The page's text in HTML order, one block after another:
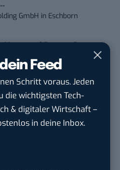
Feed
Schritt voraus. Jeden
die wichtigsten Tech-
& digitaler Wirtschaft –
in deine Inbox.
GmbH in Eschborn
Manager / Content Creator
Peteaux New Media
Specialist (w/m/d)
GmbHinKarben